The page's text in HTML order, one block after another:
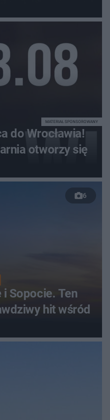
do Wrocławia!
otworzy się
MATERIAŁ SPONSOROWANY
6
Sopocie. Ten
hit wśród